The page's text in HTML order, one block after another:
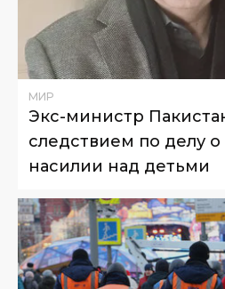
МИР
Экс-министр
следствием по делу о
насилии над детьми